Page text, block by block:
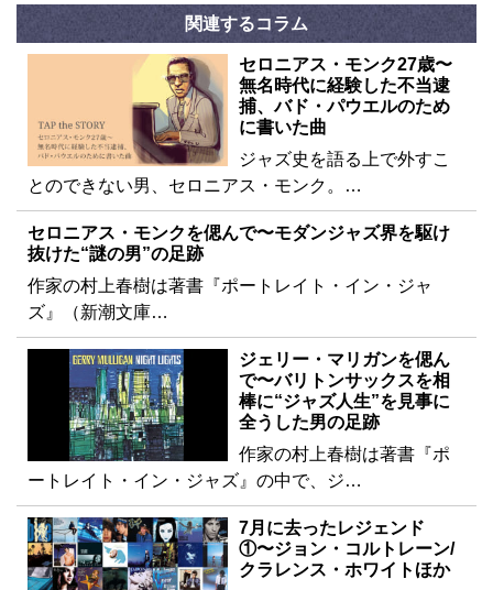
関連するコラム
セロニアス・モンク27歳〜
無名時代に経験した不当逮
捕、バド・パウエルのため
に書いた曲
ジャズ史を語る上で外すこ
とのできない男、セロニアス・モンク。…
セロニアス・モンクを偲んで〜モダンジャズ界を駆け
抜けた“謎の男”の足跡
作家の村上春樹は著書『ポートレイト・イン・ジャ
ズ』（新潮文庫…
ジェリー・マリガンを偲ん
で〜バリトンサックスを相
棒に“ジャズ人生”を見事に
全うした男の足跡
作家の村上春樹は著書『ポ
ートレイト・イン・ジャズ』の中で、ジ…
7月に去ったレジェンド
①〜ジョン・コルトレーン/
クラレンス・ホワイトほか